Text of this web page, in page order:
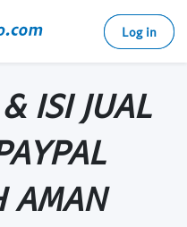
Log in
ISI JUAL
AMAN